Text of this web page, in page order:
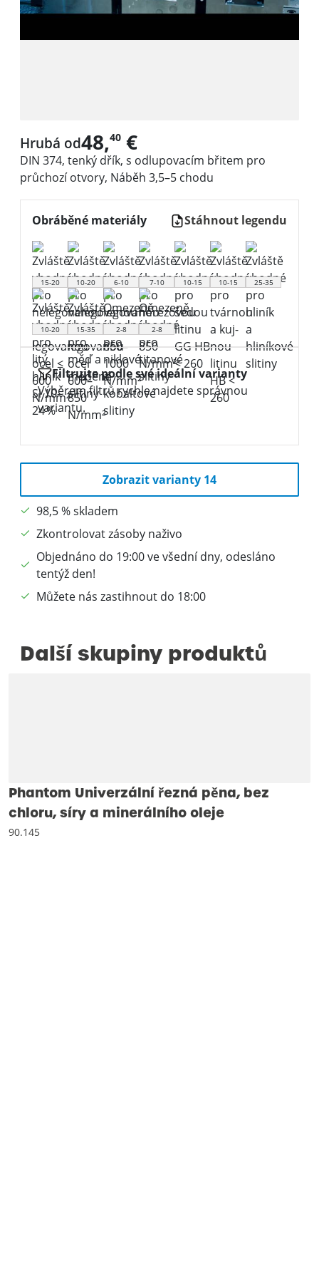
Hrubá od48,40 €
DIN 374, tenký dřík, s odlupovacím břitem pro
průchozí otvory, Náběh 3,5–5 chodu
Obráběné materiály Stáhnout legendu
15-20 10-20 6-10 7-10 10-15 10-15 25-35
10-20 15-35 2-8 2-8
Filtrujte podle své ideální varianty
Výběrem filtrů rychle najdete správnou
variantu.
Zobrazit varianty 14
98,5 % skladem
Zkontrolovat zásoby naživo
Objednáno do 19:00 ve všední dny, odesláno
tentýž den!
Můžete nás zastihnout do 18:00
Další skupiny produktů
Phantom Univerzální řezná pěna, bez
chloru, síry a minerálního oleje
90.145